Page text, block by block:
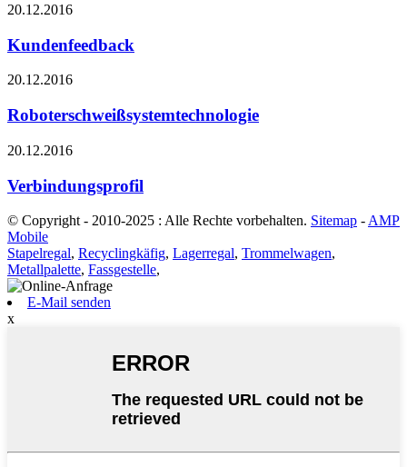
20.12.2016
Kundenfeedback
20.12.2016
Roboterschweißsystemtechnologie
20.12.2016
Verbindungsprofil
© Copyright - 2010-2025 : Alle Rechte vorbehalten. Sitemap - AMP
Mobile
Stapelregal, Recyclingkäfig, Lagerregal, Trommelwagen,
Metallpalette, Fassgestelle,
E-Mail senden
x